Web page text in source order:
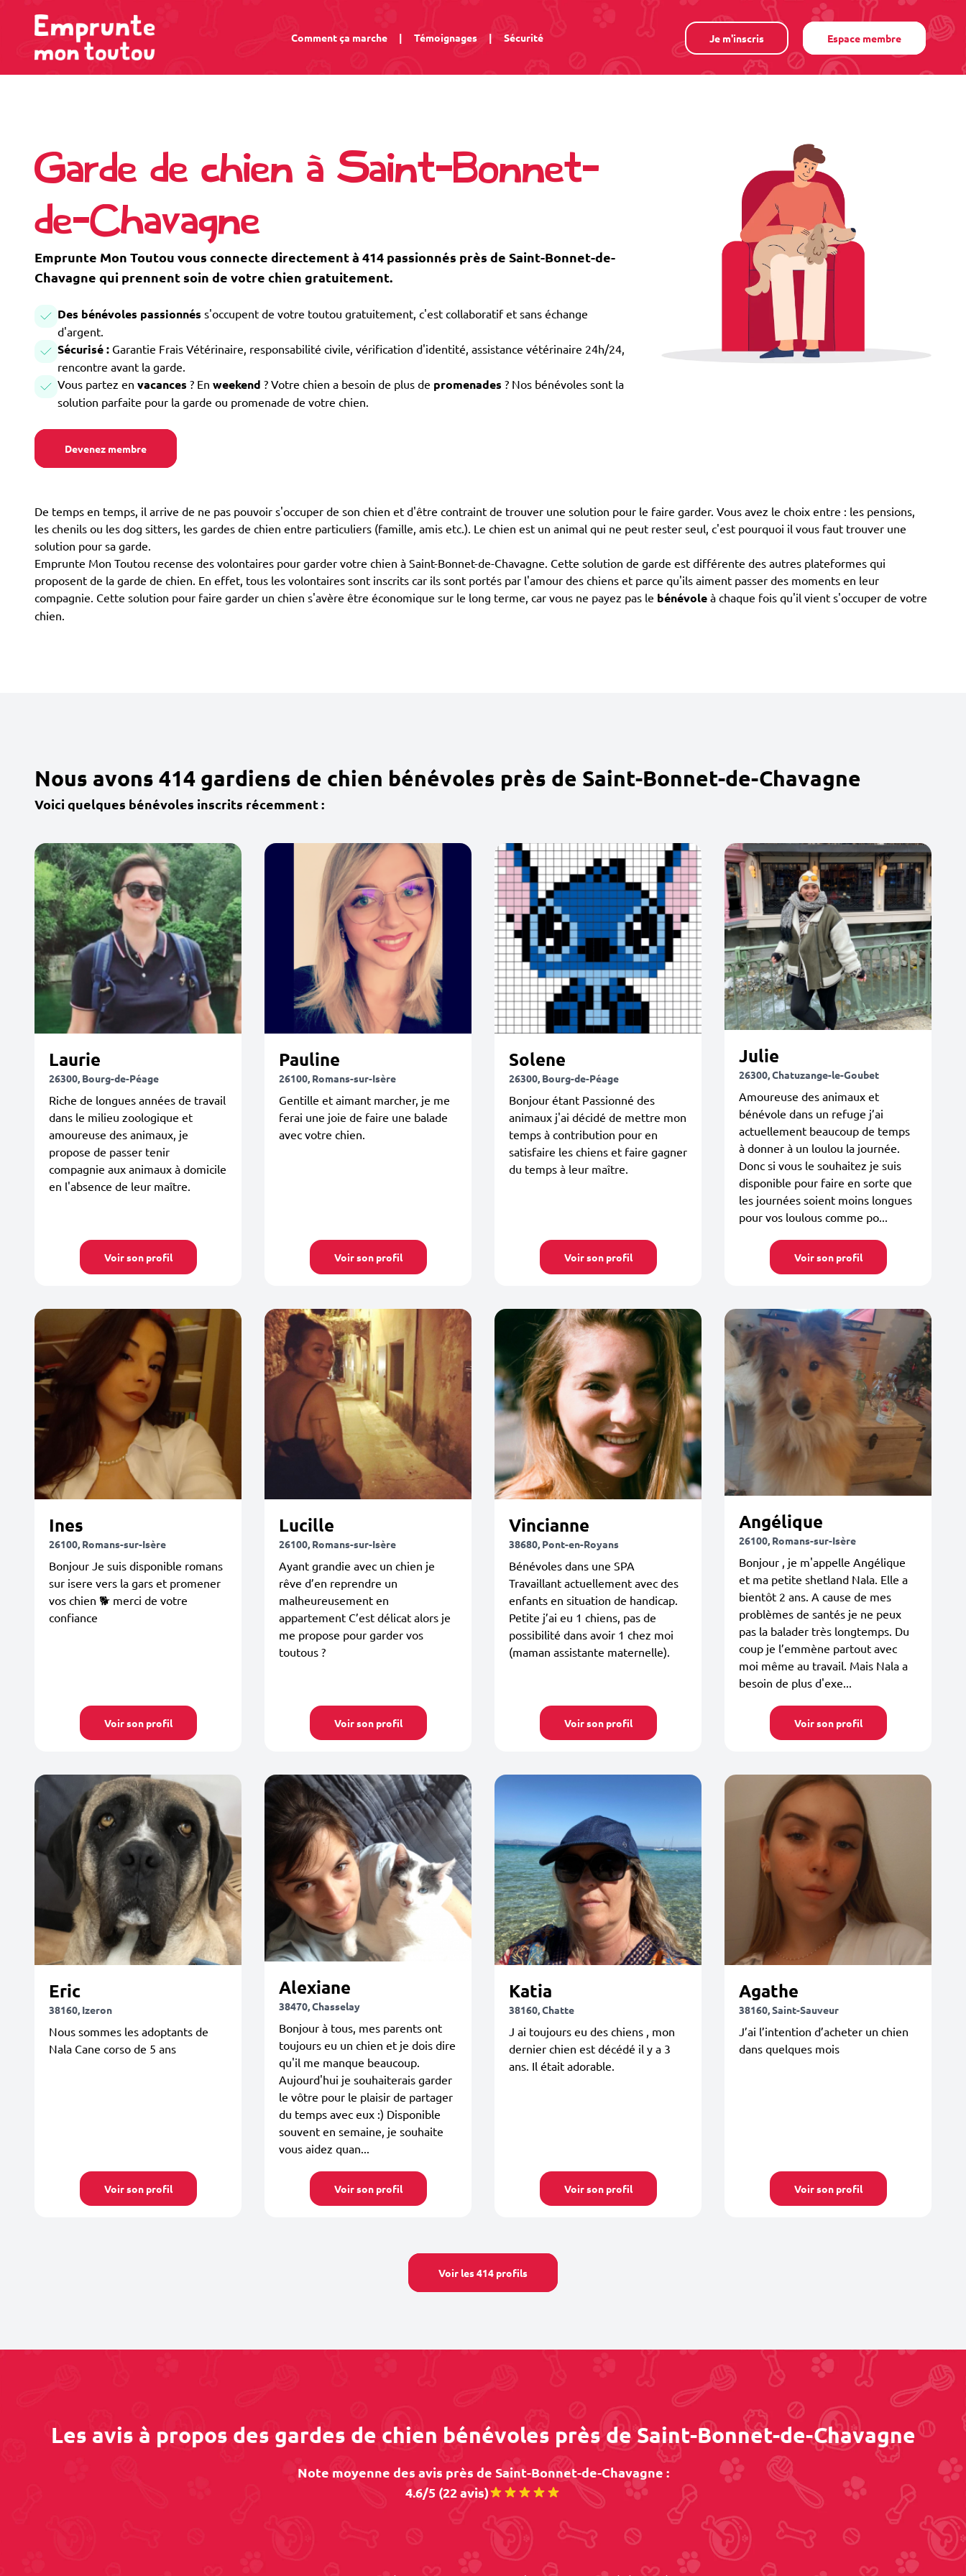
Comment ça marche | Témoignages | Sécurité Je m'inscris Espace membre
Garde de chien à Saint-Bonnet-
de-Chavagne
Emprunte Mon Toutou vous connecte directement à 414 passionnés près de Saint-Bonnet-de-
Chavagne qui prennent soin de votre chien gratuitement.
Des bénévoles passionnés s'occupent de votre toutou gratuitement, c'est collaboratif et sans échange
d'argent.
Sécurisé : Garantie Frais Vétérinaire, responsabilité civile, vérification d'identité, assistance vétérinaire 24h/24,
rencontre avant la garde.
Vous partez en vacances ? En weekend ? Votre chien a besoin de plus de promenades ? Nos bénévoles sont la
solution parfaite pour la garde ou promenade de votre chien.
Devenez membre
De temps en temps, il arrive de ne pas pouvoir s'occuper de son chien et d'être contraint de trouver une solution pour le faire garder. Vous avez le choix entre : les pensions,
les chenils ou les dog sitters, les gardes de chien entre particuliers (famille, amis etc.). Le chien est un animal qui ne peut rester seul, c'est pourquoi il vous faut trouver une
solution pour sa garde.
Emprunte Mon Toutou recense des volontaires pour garder votre chien à Saint-Bonnet-de-Chavagne. Cette solution de garde est différente des autres plateformes qui
proposent de la garde de chien. En effet, tous les volontaires sont inscrits car ils sont portés par l'amour des chiens et parce qu'ils aiment passer des moments en leur
compagnie. Cette solution pour faire garder un chien s'avère être économique sur le long terme, car vous ne payez pas le bénévole à chaque fois qu'il vient s'occuper de votre
chien.
Nous avons 414 gardiens de chien bénévoles près de Saint-Bonnet-de-Chavagne
Voici quelques bénévoles inscrits récemment :
Laurie
26300, Bourg-de-Péage
Riche de longues années de travail
dans le milieu zoologique et
amoureuse des animaux, je
propose de passer tenir
compagnie aux animaux à domicile
en l'absence de leur maître.
Voir son profil
Pauline
26100, Romans-sur-Isère
Gentille et aimant marcher, je me
ferai une joie de faire une balade
avec votre chien.
Voir son profil
Solene
26300, Bourg-de-Péage
Bonjour étant Passionné des
animaux j'ai décidé de mettre mon
temps à contribution pour en
satisfaire les chiens et faire gagner
du temps à leur maître.
Voir son profil
Julie
26300, Chatuzange-le-Goubet
Amoureuse des animaux et
bénévole dans un refuge j’ai
actuellement beaucoup de temps
à donner à un loulou la journée.
Donc si vous le souhaitez je suis
disponible pour faire en sorte que
les journées soient moins longues
pour vos loulous comme po...
Voir son profil
Ines
26100, Romans-sur-Isère
Bonjour Je suis disponible romans
sur isere vers la gars et promener
vos chien 🐕 merci de votre
confiance
Voir son profil
Lucille
26100, Romans-sur-Isère
Ayant grandie avec un chien je
rêve d’en reprendre un
malheureusement en
appartement C’est délicat alors je
me propose pour garder vos
toutous ?
Voir son profil
Vincianne
38680, Pont-en-Royans
Bénévoles dans une SPA
Travaillant actuellement avec des
enfants en situation de handicap.
Petite j’ai eu 1 chiens, pas de
possibilité dans avoir 1 chez moi
(maman assistante maternelle).
Voir son profil
Angélique
26100, Romans-sur-Isère
Bonjour , je m'appelle Angélique
et ma petite shetland Nala. Elle a
bientôt 2 ans. A cause de mes
problèmes de santés je ne peux
pas la balader très longtemps. Du
coup je l’emmène partout avec
moi même au travail. Mais Nala a
besoin de plus d'exe...
Voir son profil
Eric
38160, Izeron
Nous sommes les adoptants de
Nala Cane corso de 5 ans
Voir son profil
Alexiane
38470, Chasselay
Bonjour à tous, mes parents ont
toujours eu un chien et je dois dire
qu'il me manque beaucoup.
Aujourd'hui je souhaiterais garder
le vôtre pour le plaisir de partager
du temps avec eux :) Disponible
souvent en semaine, je souhaite
vous aidez quan...
Voir son profil
Katia
38160, Chatte
J ai toujours eu des chiens , mon
dernier chien est décédé il y a 3
ans. Il était adorable.
Voir son profil
Agathe
38160, Saint-Sauveur
J’ai l’intention d’acheter un chien
dans quelques mois
Voir son profil
Voir les 414 profils
Les avis à propos des gardes de chien bénévoles près de Saint-Bonnet-de-Chavagne
Note moyenne des avis près de Saint-Bonnet-de-Chavagne :
4.6/5 (22 avis)